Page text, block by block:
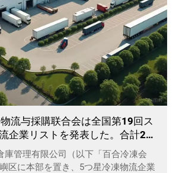
流与採購联合会は全国第19回ス
企業リストを発表した。合計28
凍物流企業が選出され、そのう
含まれている。
庫管理有限公司（以下「百合冷凍会
区に本部を置き、5つ星冷凍物流企業